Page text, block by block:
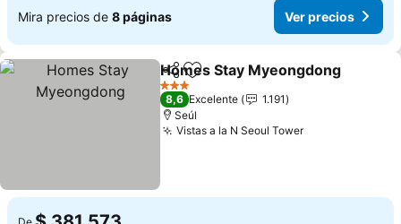
Mira precios de 8 páginas Ver precios
CompartirAgregar a favoritos
Homes Stay Myeongdong
3 Estrellas
8,6 Excelente
1.191
Seúl
Vistas a la N Seoul Tower
De